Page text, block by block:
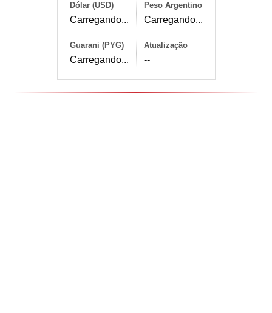
Dólar (USD)
Carregando...
Peso Argentino
Carregando...
Guarani (PYG)
Carregando...
Atualização
--